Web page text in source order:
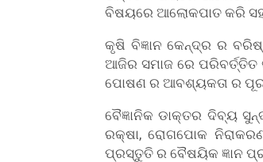
ବିଷୟରେ ଆଲୋକପାତ କରି
କୃଷି ବିଜ୍ଞାନ କେନ୍ଦ୍ର ର
ଆଜିର ସମାଜ ରେ ପରିବର୍ତ୍ତିତ
ପୋଷଣ ର ଆବଶ୍ୟକତା ର
ବୈଜ୍ଞାନିକ ଡାକ୍ତର ଦିବ୍ୟ
ରକ୍ଷା, ରୋଗପୋକ
ପ୍ରସ୍ତୁତି ର ବୈଷୟିକ ଜ୍ଞାନ